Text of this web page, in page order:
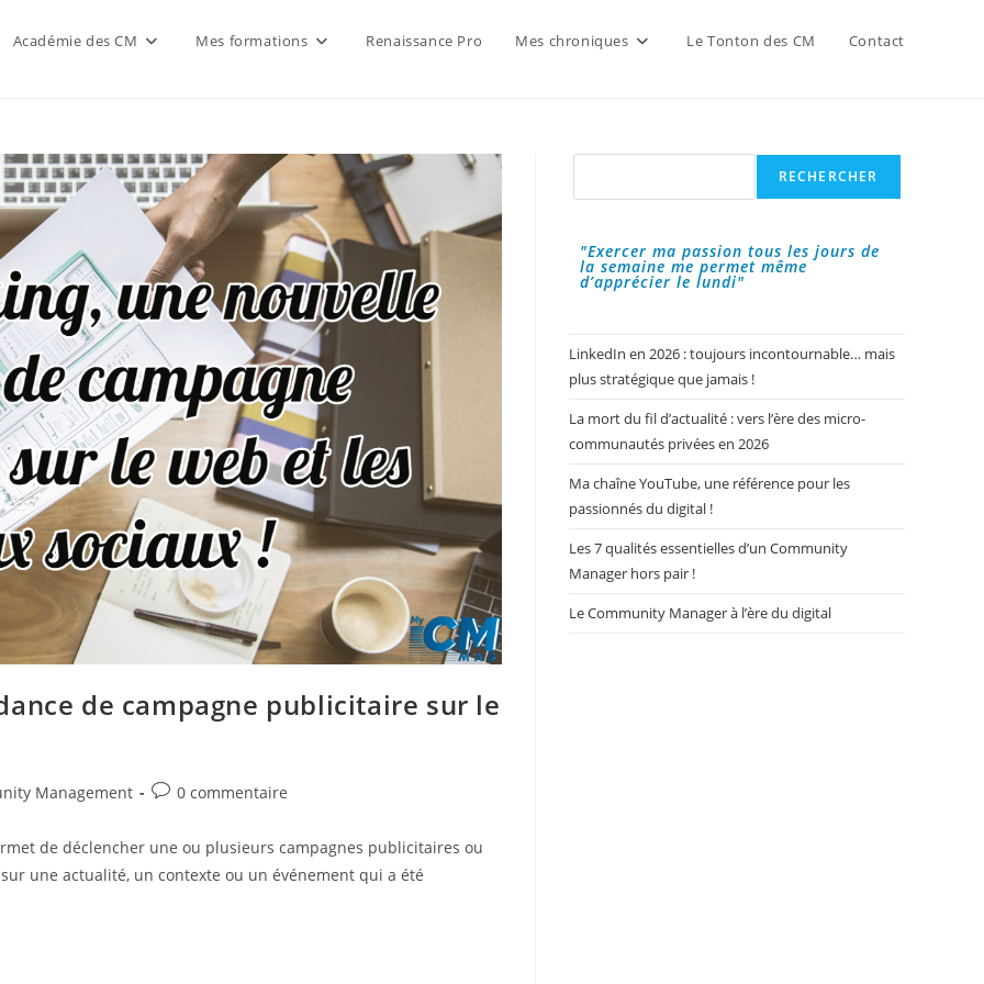
Académie des CM Mes formations Renaissance Pro Mes chroniques Le Tonton des CM Contact
de campagne publicitaire sur le
Management
Commentaires
publication :
0 commentaire
de déclencher une ou plusieurs campagnes publicitaires ou
une actualité, un contexte ou un événement qui a été
Rechercher
RECHERCHER
"Exercer ma passion tous les jours de
la semaine me permet même
d’apprécier le lundi"
LinkedIn en 2026 : toujours incontournable… mais
plus stratégique que jamais !
La mort du fil d’actualité : vers l’ère des micro-
communautés privées en 2026
Ma chaîne YouTube, une référence pour les
passionnés du digital !
Les 7 qualités essentielles d’un Community
Manager hors pair !
Le Community Manager à l’ère du digital